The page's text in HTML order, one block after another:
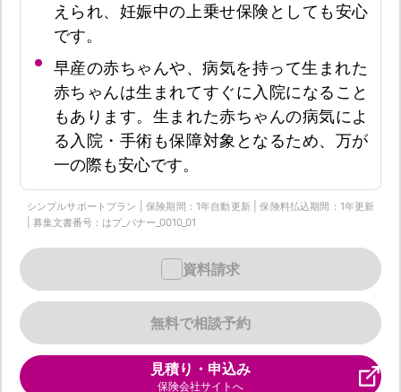
えられ、妊娠中の上乗せ保険としても安心
です。
早産の赤ちゃんや、病気を持って生まれた
赤ちゃんは生まれてすぐに入院になること
もあります。生まれた赤ちゃんの病気によ
る入院・手術も保障対象となるため、万が
一の際も安心です。
シンプルサポートプラン | 保険期間：1年自動更新 | 保険料払込期間：1年更新
| 募集文書番号：はプ_バナー_0010_01
無料で相談予約
資料請求
見積り・申込み
保険会社サイトへ